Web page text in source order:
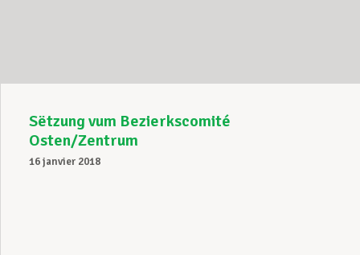
Devenir Membre
Sëtzung vum Bezierkscomité
Osten/Zentrum
16 janvier 2018